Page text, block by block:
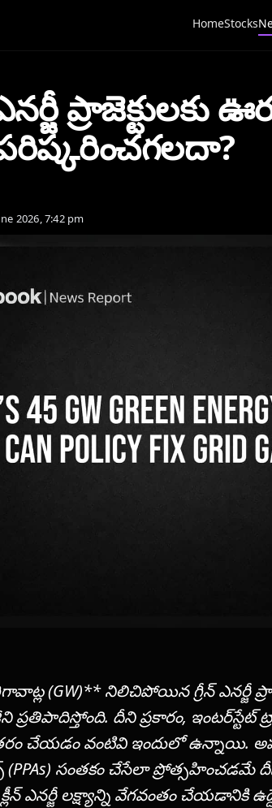
HomeStocks
ప్రాజెక్టులకు
2026, 7:42 pm
గిగావాట్ల (GW)** నిలిచిపోయిన గ్రీన్ ఎనర్జీ
దీని ప్రకారం, ఇంటర్‌స్టేట్
చేయడం వంటివి ఇందులో ఉన్నాయి.
(PPAs) సంతకం చేసేలా ప్రోత్సహించడమే
ఎనర్జీ లక్ష్యాన్ని వేగవంతం చేయడానికి